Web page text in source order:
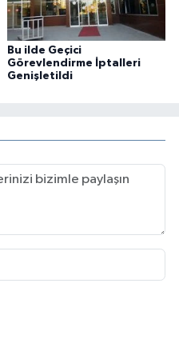
Bu ilde Geçici
Görevlendirme İptalleri
Genişletildi